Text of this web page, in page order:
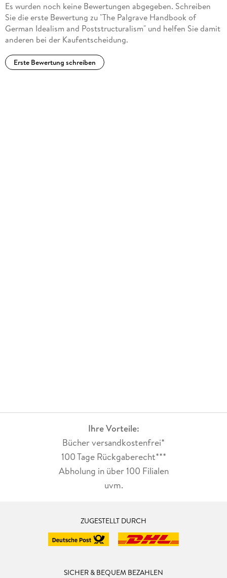
Es wurden noch keine Bewertungen abgegeben. Schreiben
Sie die erste Bewertung zu "The Palgrave Handbook of
German Idealism and Poststructuralism" und helfen Sie damit
anderen bei der Kaufentscheidung.
Erste Bewertung schreiben
Ihre Vorteile:
Bücher versandkostenfrei*
100 Tage Rückgaberecht***
Abholung in über 100 Filialen
uvm.
ZUGESTELLT DURCH
SICHER & BEQUEM BEZAHLEN